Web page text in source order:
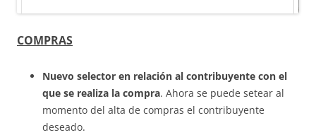
COMPRAS
Nuevo selector en relación al contribuyente con el
que se realiza la compra. Ahora se puede setear al
momento del alta de compras el contribuyente
deseado.